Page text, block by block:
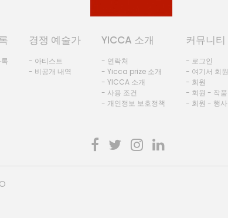
경쟁 예술가
- 아티스트
- 비공개 내역
YICCA 소개
- 연락처
- Yicca prize 소개
- YICCA 소개
- 사용 조건
- 개인정보 보호정책
커뮤니티
- 로그인
- 여기서 회
- 회원
- 회원 - 작품
- 회원 - 행사